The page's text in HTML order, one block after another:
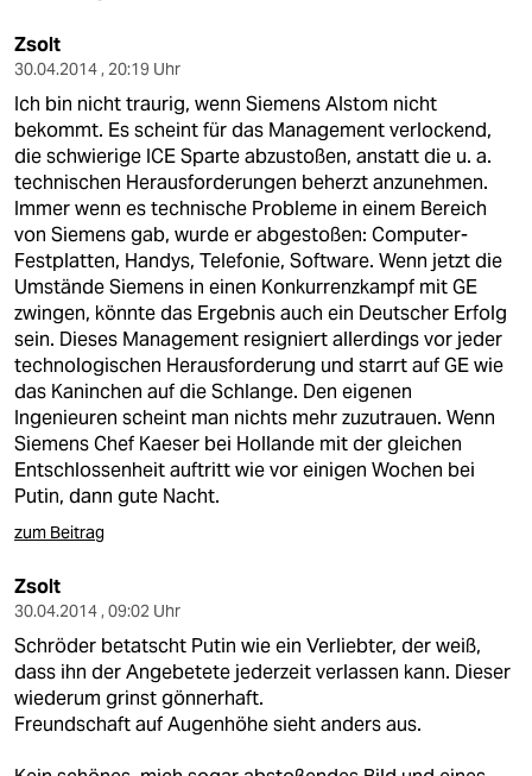
Zsolt
30.04.2014 , 20:19 Uhr
Ich bin nicht traurig, wenn Siemens Alstom nicht
bekommt. Es scheint für das Management verlockend,
die schwierige ICE Sparte abzustoßen, anstatt die u. a.
technischen Herausforderungen beherzt anzunehmen.
Immer wenn es technische Probleme in einem Bereich
von Siemens gab, wurde er abgestoßen: Computer-
Festplatten, Handys, Telefonie, Software. Wenn jetzt die
Umstände Siemens in einen Konkurrenzkampf mit GE
zwingen, könnte das Ergebnis auch ein Deutscher Erfolg
sein. Dieses Management resigniert allerdings vor jeder
technologischen Herausforderung und starrt auf GE wie
das Kaninchen auf die Schlange. Den eigenen
Ingenieuren scheint man nichts mehr zuzutrauen. Wenn
Siemens Chef Kaeser bei Hollande mit der gleichen
Entschlossenheit auftritt wie vor einigen Wochen bei
Putin, dann gute Nacht.
zum Beitrag
Zsolt
30.04.2014 , 09:02 Uhr
Schröder betatscht Putin wie ein Verliebter, der weiß,
dass ihn der Angebetete jederzeit verlassen kann. Dieser
wiederum grinst gönnerhaft.
Freundschaft auf Augenhöhe sieht anders aus.